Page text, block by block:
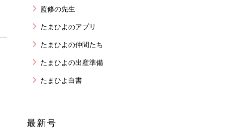
監修の先生
たまひよのアプリ
たまひよの仲間たち
たまひよの出産準備
たまひよ白書
最新号